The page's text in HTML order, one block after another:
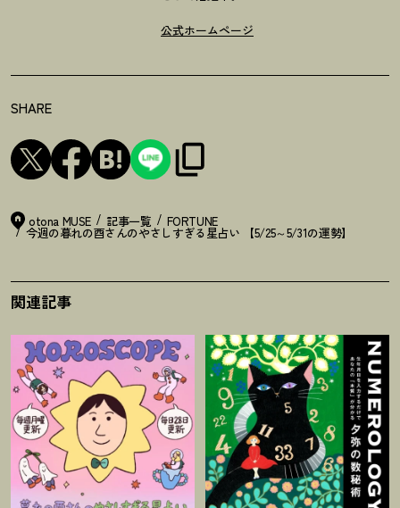
公式ホームページ
SHARE
otona MUSE 記事一覧 FORTUNE
今週の暮れの酉さんのやさしすぎる星占い 【5/25～5/31の運勢】
関連記事